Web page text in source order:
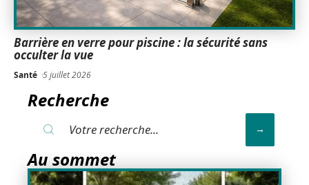
Barrière en verre pour piscine : la sécurité sans
occulter la vue
Santé 5 juillet 2026
Recherche
Au sommet